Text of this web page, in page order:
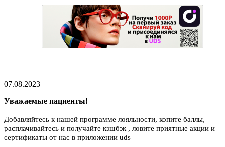
07.08.2023
Уважаемые пациенты!
Добавляйтесь к нашей программе лояльности, копите баллы,
расплачивайтесь и получайте кэшбэк , ловите приятные акции и
сертификаты от нас в приложении uds